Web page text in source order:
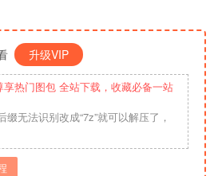
升级VIP
热门图包 全站下载，收藏必备一站
无法识别改成“7z”就可以解压了，